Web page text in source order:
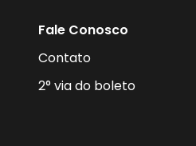
Fale Conosco
Contato
2° via do boleto